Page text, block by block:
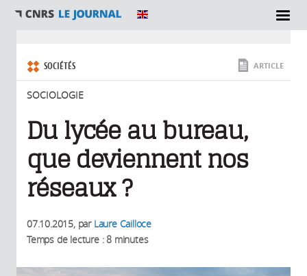
SECTIONS
SOCIÉTÉS
SOCIOLOGIE
ARTICLE
Du lycée au bureau,
que deviennent nos
réseaux ?
07.10.2015, par Laure Cailloce
Temps de lecture : 8 minutes